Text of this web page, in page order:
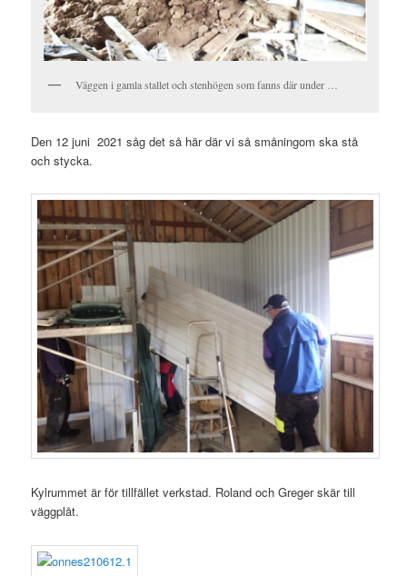
Väggen i gamla stallet och stenhögen som fanns där under …
Den 12 juni 2021 såg det så här där vi så småningom ska stå
och stycka.
Kylrummet är för tillfället verkstad. Roland och Greger skär till
väggplåt.